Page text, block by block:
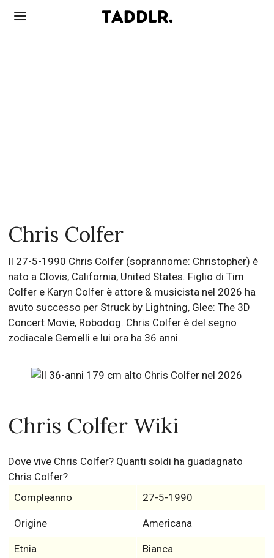
Chris Colfer
Il 27-5-1990 Chris Colfer (soprannome: Christopher) è
nato a Clovis, California, United States. Figlio di Tim
Colfer e Karyn Colfer è attore & musicista nel 2026 ha
avuto successo per Struck by Lightning, Glee: The 3D
Concert Movie, Robodog. Chris Colfer è del segno
zodiacale Gemelli e lui ora ha 36 anni.
Chris Colfer Wiki
Dove vive Chris Colfer? Quanti soldi ha guadagnato
Chris Colfer?
Compleanno
27-5-1990
Origine Americana
Etnia Bianca